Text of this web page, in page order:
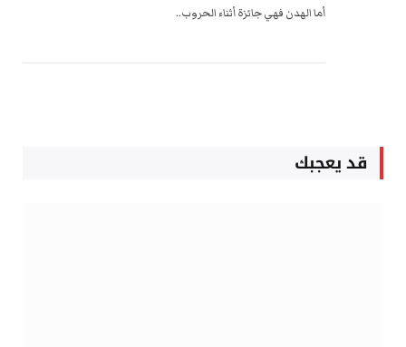
أما الهدن فهي جائزة أثناء الحروب..
قد يعجبك